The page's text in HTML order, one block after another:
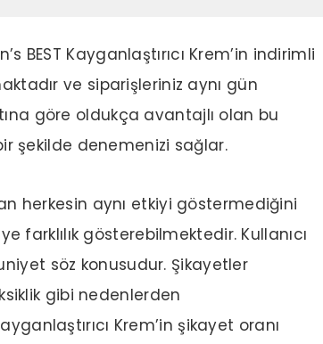
BEST Kayganlaştırıcı Krem’in indirimli
ve siparişleriniz aynı gün
göre oldukça avantajlı olan bu
şekilde denemenizi sağlar.
herkesin aynı etkiyi göstermediğini
farklılık gösterebilmektedir. Kullanıcı
söz konusudur. Şikayetler
gibi nedenlerden
Krem’in şikayet oranı